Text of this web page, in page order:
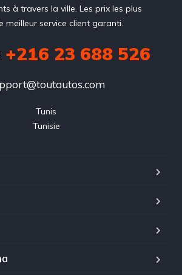
à travers la ville. Les prix les plus
meilleur service client garanti.
+216 23 688 526
Tunis
Tunisie